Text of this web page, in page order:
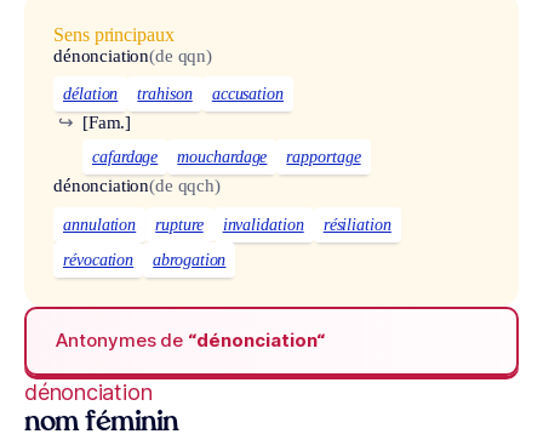
Sens principaux
dénonciation(de qqn)
délation trahison accusation
[Fam.]
↪
cafardage mouchardage rapportage
dénonciation(de qqch)
annulation rupture invalidation
résiliation
révocation
abrogation
Antonymes de “dénonciation“
dénonciation
nom féminin